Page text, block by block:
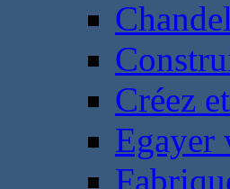
Créez
Egayer